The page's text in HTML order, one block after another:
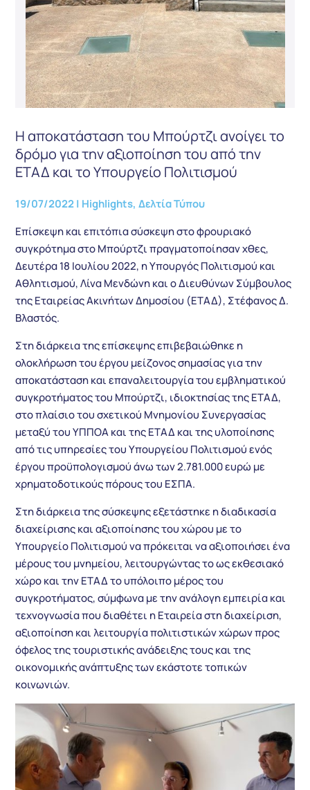
Η αποκατάσταση του Μπούρτζι ανοίγει το
δρόμο για την αξιοποίηση του από την
ΕΤΑΔ και το Υπουργείο Πολιτισμού
19/07/2022| Highlights,Δελτία Τύπου
Επίσκεψη και επιτόπια σύσκεψη στο φρουριακό
συγκρότημα στο Μπούρτζι πραγματοποίησαν χθες,
Δευτέρα 18 Ιουλίου 2022, η Υπουργός Πολιτισμού και
Αθλητισμού, Λίνα Μενδώνη και ο Διευθύνων Σύμβουλος
της Εταιρείας Ακινήτων Δημοσίου (ΕΤΑΔ), Στέφανος Δ.
Βλαστός.
Στη διάρκεια της επίσκεψης επιβεβαιώθηκε η
ολοκλήρωση του έργου μείζονος σημασίας για την
αποκατάσταση και επαναλειτουργία του εμβληματικού
συγκροτήματος του Μπούρτζι, ιδιοκτησίας της ΕΤΑΔ,
στο πλαίσιο του σχετικού Μνημονίου Συνεργασίας
μεταξύ του ΥΠΠΟΑ και της ΕΤΑΔ και της υλοποίησης
από τις υπηρεσίες του Υπουργείου Πολιτισμού ενός
έργου προϋπολογισμού άνω των 2.781.000 ευρώ με
χρηματοδοτικούς πόρους του ΕΣΠΑ.
Στη διάρκεια της σύσκεψης εξετάστηκε η διαδικασία
διαχείρισης και αξιοποίησης του χώρου με το
Υπουργείο Πολιτισμού να πρόκειται να αξιοποιήσει ένα
μέρους του μνημείου, λειτουργώντας το ως εκθεσιακό
χώρο και την ΕΤΑΔ το υπόλοιπο μέρος του
συγκροτήματος, σύμφωνα με την ανάλογη εμπειρία και
τεχνογνωσία που διαθέτει η Εταιρεία στη διαχείριση,
αξιοποίηση και λειτουργία πολιτιστικών χώρων προς
όφελος της τουριστικής ανάδειξης τους και της
οικονομικής ανάπτυξης των εκάστοτε τοπικών
κοινωνιών.